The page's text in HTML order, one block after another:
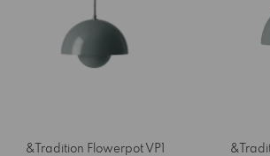
&Tradition Flowerpot VP1